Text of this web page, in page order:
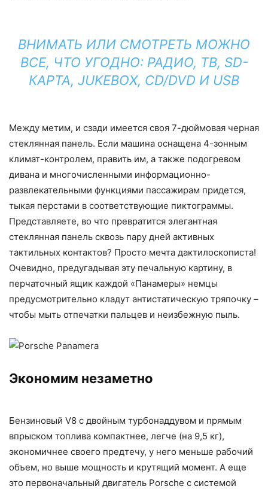
ВНИМАТЬ ИЛИ СМОТРЕТЬ МОЖНО
ВСЕ, ЧТО УГОДНО: РАДИО, ТВ, SD-
КАРТА, JUKEBOX, CD/DVD И USB
Между метим, и сзади имеется своя 7-дюймовая черная
стеклянная панель. Если машина оснащена 4-зонным
климат-контролем, править им, а также подогревом
дивана и многочисленными информационно-
развлекательными функциями пассажирам придется,
тыкая перстами в соответствующие пиктограммы.
Представляете, во что превратится элегантная
стеклянная панель сквозь пару дней активных
тактильных контактов? Просто мечта дактилоскописта!
Очевидно, предугадывая эту печальную картину, в
перчаточный ящик каждой «Панамеры» немцы
предусмотрительно кладут антистатическую тряпочку –
чтобы мыть отпечатки пальцев и неизбежную пыль.
Экономим незаметно
Бензиновый V8 с двойным турбонаддувом и прямым
впрыском топлива компактнее, легче (на 9,5 кг),
экономичнее своего предтечу, у него меньше рабочий
объем, но выше мощность и крутящий момент. А еще
это первоначальный двигатель Porsche с системой